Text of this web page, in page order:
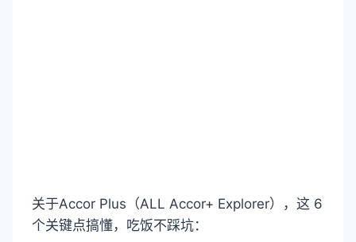
关于Accor Plus（ALL Accor+ Explorer），这 6
个关键点搞懂，吃饭不踩坑：​